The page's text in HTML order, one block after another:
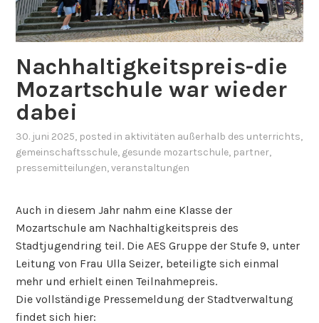
Nachhaltigkeitspreis-die
Mozartschule war wieder
dabei
30. juni 2025, posted in aktivitäten außerhalb des unterrichts,
gemeinschaftsschule, gesunde mozartschule, partner,
pressemitteilungen,veranstaltungen
Auch in diesem Jahr nahm eine Klasse der
Mozartschule am Nachhaltigkeitspreis des
Stadtjugendring teil. Die AES Gruppe der Stufe 9, unter
Leitung von Frau Ulla Seizer, beteiligte sich einmal
mehr und erhielt einen Teilnahmepreis.
Die vollständige Pressemeldung der Stadtverwaltung
findet sich hier: